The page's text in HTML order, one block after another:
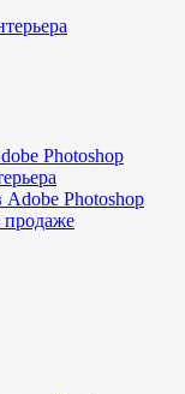
Photoshop
Photoshop